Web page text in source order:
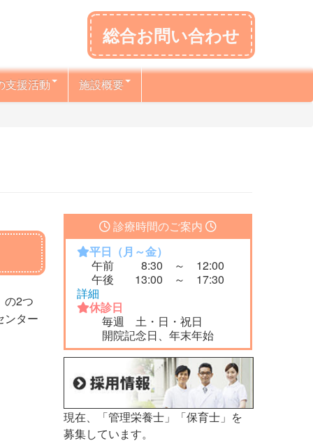
総合お問い合わせ
支援活動
施設概要
の2つ
ンター
診療時間のご案内
平日（月～金）
午前
8:30 ～ 12:00
午後
13:00 ～ 17:30
詳細
休診日
毎週 土・日・祝日
開院記念日、年末年始
現在、「管理栄養士」「保育士」を
募集しています。